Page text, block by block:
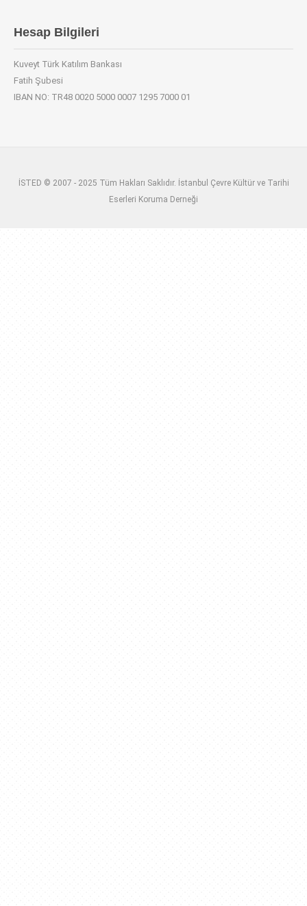
Hesap Bilgileri
Kuveyt Türk Katılım Bankası
Fatih Şubesi
IBAN NO: TR48 0020 5000 0007 1295 7000 01
İSTED © 2007 - 2025 Tüm Hakları Saklıdır. İstanbul Çevre Kültür ve Tarihi
Eserleri Koruma Derneği